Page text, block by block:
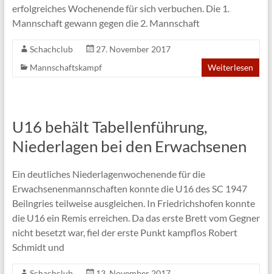
erfolgreiches Wochenende für sich verbuchen. Die 1.
Mannschaft gewann gegen die 2. Mannschaft
Schachclub
27. November 2017
Mannschaftskampf
Weiterlesen
U16 behält Tabellenführung,
Niederlagen bei den Erwachsenen
Ein deutliches Niederlagenwochenende für die
Erwachsenenmannschaften konnte die U16 des SC 1947
Beilngries teilweise ausgleichen. In Friedrichshofen konnte
die U16 ein Remis erreichen. Da das erste Brett vom Gegner
nicht besetzt war, fiel der erste Punkt kampflos Robert
Schmidt und